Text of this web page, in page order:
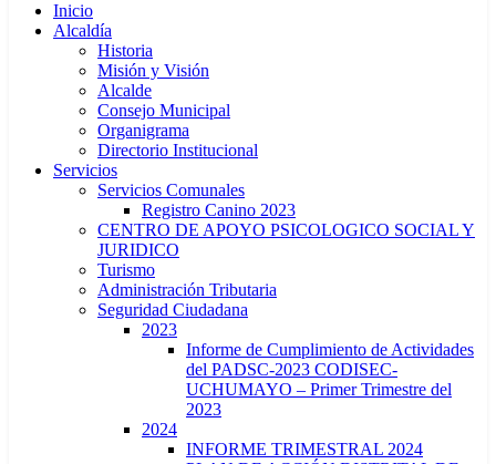
Inicio
Alcaldía
Historia
Misión y Visión
Alcalde
Consejo Municipal
Organigrama
Directorio Institucional
Servicios
Servicios Comunales
Registro Canino 2023
CENTRO DE APOYO PSICOLOGICO SOCIAL Y
JURIDICO
Turismo
Administración Tributaria
Seguridad Ciudadana
2023
Informe de Cumplimiento de Actividades
del PADSC-2023 CODISEC-
UCHUMAYO – Primer Trimestre del
2023
2024
INFORME TRIMESTRAL 2024